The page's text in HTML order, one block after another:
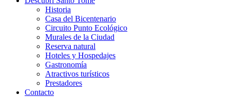
Historia
Casa del Bicentenario
Circuito Punto Ecológico
Murales de la Ciudad
Reserva natural
Hoteles y Hospedajes
Gastronomía
Atractivos turísticos
Prestadores
Contacto